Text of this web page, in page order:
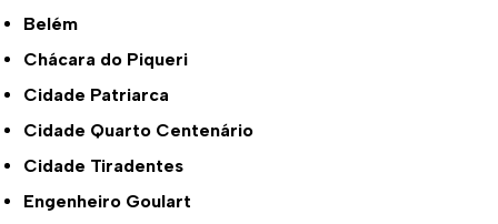
Belém
Chácara do Piqueri
Cidade Patriarca
Cidade Quarto Centenário
Cidade Tiradentes
Engenheiro Goulart